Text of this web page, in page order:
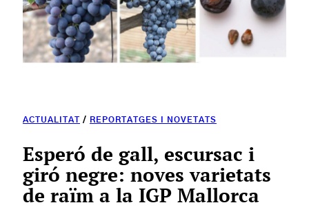
ACTUALITAT / REPORTATGES I NOVETATS
Esperó de gall, escursac i
giró negre: noves varietats
de raïm a la IGP Mallorca